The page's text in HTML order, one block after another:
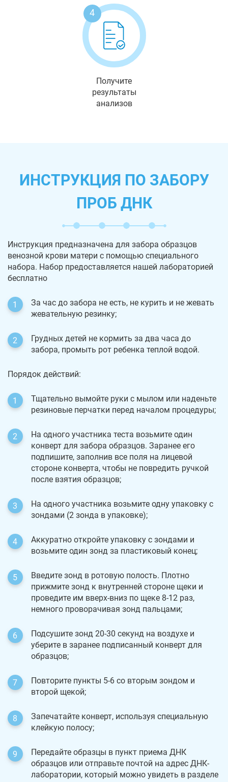
4
Получите
результаты
анализов
ИНСТРУКЦИЯ ПО ЗАБОРУ
ПРОБ ДНК
Инструкция предназначена для забора образцов
венозной крови матери с помощью специального
набора. Набор предоставляется нашей лабораторией
бесплатно
За час до забора не есть, не курить и не жевать
жевательную резинку;
Грудных детей не кормить за два часа до
забора, промыть рот ребенка теплой водой.
Порядок действий:
Тщательно вымойте руки с мылом или наденьте
резиновые перчатки перед началом процедуры;
На одного участника теста возьмите один
конверт для забора образцов. Заранее его
подпишите, заполнив все поля на лицевой
стороне конверта, чтобы не повредить ручкой
после взятия образцов;
На одного участника возьмите одну упаковку с
зондами (2 зонда в упаковке);
Аккуратно откройте упаковку с зондами и
возьмите один зонд за пластиковый конец;
Введите зонд в ротовую полость. Плотно
прижмите зонд к внутренней стороне щеки и
проведите им вверх-вниз по щеке 8-12 раз,
немного проворачивая зонд пальцами;
Подсушите зонд 20-30 секунд на воздухе и
уберите в заранее подписанный конверт для
образцов;
Повторите пункты 5-6 со вторым зондом и
второй щекой;
Запечатайте конверт, используя специальную
клейкую полосу;
Передайте образцы в пункт приема ДНК
образцов или отправьте почтой на адрес ДНК-
лаборатории, который можно увидеть в разделе